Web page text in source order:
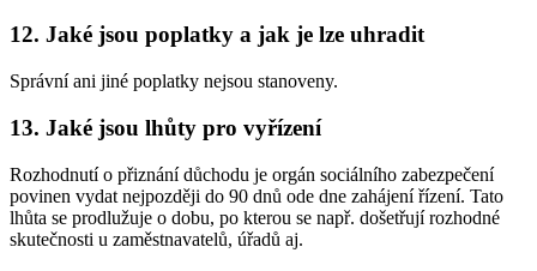
12. Jaké jsou poplatky a jak je lze uhradit
Správní ani jiné poplatky nejsou stanoveny.
13. Jaké jsou lhůty pro vyřízení
Rozhodnutí o přiznání důchodu je orgán sociálního zabezpečení
povinen vydat nejpozději do 90 dnů ode dne zahájení řízení. Tato
lhůta se prodlužuje o dobu, po kterou se např. došetřují rozhodné
skutečnosti u zaměstnavatelů, úřadů aj.